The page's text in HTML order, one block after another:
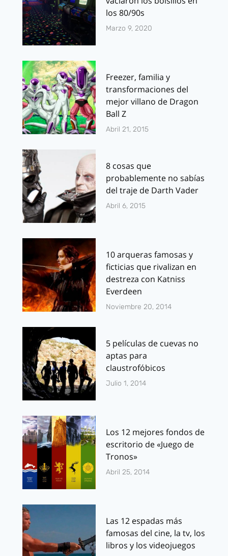
los 80/90s
Marzo 9, 2020
Freezer, familia y
transformaciones del
mejor villano de Dragon
Ball Z
Abril 21, 2015
8 cosas que
probablemente no sabías
del traje de Darth Vader
Abril 6, 2015
10 arqueras famosas y
ficticias que rivalizan en
destreza con Katniss
Everdeen
Noviembre 20, 2014
5 películas de cuevas no
aptas para
claustrofóbicos
Julio 1, 2014
Los 12 mejores fondos de
escritorio de «Juego de
Tronos»
Abril 25, 2014
Las 12 espadas más
famosas del cine, la tv, los
libros y los videojuegos